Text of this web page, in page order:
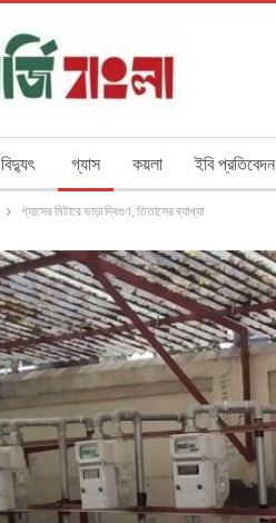
বিদ্যুৎ গ্যাস কয়লা ইবি প্রতিবেদন
গ্যাসের মিটারে ভাড়া দ্বিগুণ, তিতাসের ব্যাখ্যা